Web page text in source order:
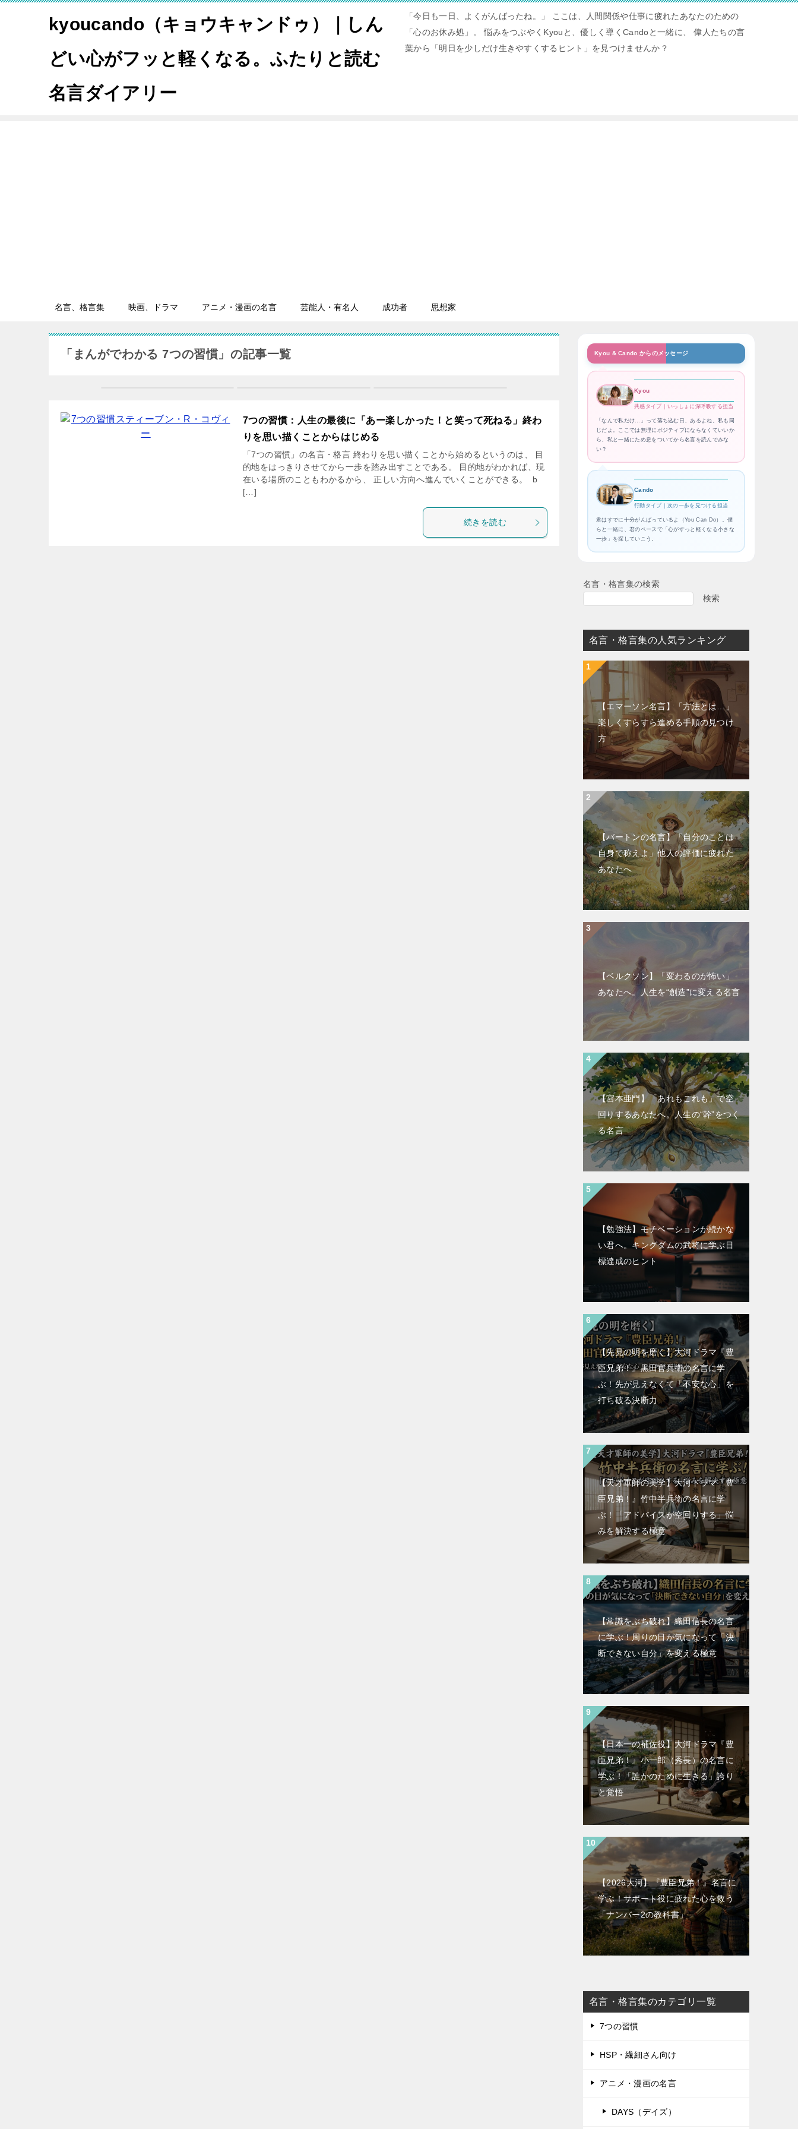
kyoucando（キョウキャンドゥ）｜しん
どい心がフッと軽くなる。ふたりと読む
名言ダイアリー
「今日も一日、よくがんばったね。」 ここは、人間関係や仕事に疲れたあなたのための
「心のお休み処」。 悩みをつぶやくKyouと、優しく導くCandoと一緒に、 偉人たちの言
葉から「明日を少しだけ生きやすくするヒント」を見つけませんか？
名言、格言集 映画、ドラマ アニメ・漫画の名言 芸能人・有名人 成功者 思想家
「まんがでわかる 7つの習慣」の記事一覧
7つの習慣：人生の最後に「あー楽しかった！と笑って死ねる」終わ
りを思い描くことからはじめる
「7つの習慣」の名言・格言 終わりを思い描くことから始めるというのは、 目
的地をはっきりさせてから一歩を踏み出すことである。 目的地がわかれば、現
在いる場所のこともわかるから、 正しい方向へ進んでいくことができる。 b
[…]
続きを読む
Kyou & Cando からのメッセージ
Kyou
共感タイプ｜いっしょに深呼吸する担当
「なんで私だけ…」って落ち込む日、あるよね。私も同
じだよ。ここでは無理にポジティブにならなくていいか
ら、私と一緒にため息をついてから名言を読んでみな
い？
Cando
行動タイプ｜次の一歩を見つける担当
君はすでに十分がんばっているよ（You Can Do）。僕
らと一緒に、君のペースで「心がすっと軽くなる小さな
一歩」を探していこう。
名言・格言集の検索
検索
名言・格言集の人気ランキング
【エマーソン名言】「方法とは…」
楽しくすらすら進める手順の見つけ
方
【バートンの名言】「自分のことは
自身で称えよ」他人の評価に疲れた
あなたへ
【ベルクソン】「変わるのが怖い」
あなたへ。人生を“創造”に変える名言
【宮本亜門】「あれもこれも」で空
回りするあなたへ。人生の“幹”をつく
る名言
【勉強法】モチベーションが続かな
い君へ。キングダムの武将に学ぶ目
標達成のヒント
【先見の明を磨く】大河ドラマ『豊
臣兄弟！』黒田官兵衛の名言に学
ぶ！先が見えなくて「不安な心」を
打ち破る決断力
【天才軍師の美学】大河ドラマ『豊
臣兄弟！』竹中半兵衛の名言に学
ぶ！「アドバイスが空回りする」悩
みを解決する極意
【常識をぶち破れ】織田信長の名言
に学ぶ！周りの目が気になって「決
断できない自分」を変える極意
【日本一の補佐役】大河ドラマ『豊
臣兄弟！』小一郎（秀長）の名言に
学ぶ！「誰かのために生きる」誇り
と覚悟
【2026大河】『豊臣兄弟！』名言に
学ぶ！サポート役に疲れた心を救う
「ナンバー2の教科書」
名言・格言集のカテゴリ一覧
7つの習慣
HSP・繊細さん向け
アニメ・漫画の名言
DAYS（デイズ）